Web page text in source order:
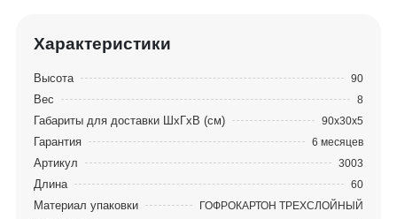
Характеристики
Высота 90
Вес 8
Габариты для доставки ШхГхВ (см) 90х30х5
Гарантия 6 месяцев
Артикул 3003
Длина 60
Материал упаковки ГОФРОКАРТОН ТРЕХСЛОЙНЫЙ